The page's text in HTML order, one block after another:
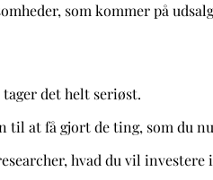
som kommer på
det helt seriøst.
at få gjort de ting, som du
hvad du vil